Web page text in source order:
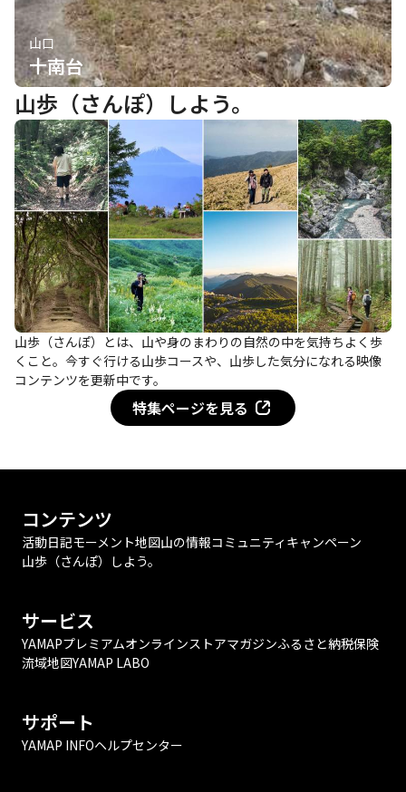
山口
十南台
山歩（さんぽ）しよう。
山歩（さんぽ）とは、山や身のまわりの自然の中を気持ちよく歩
くこと。今すぐ行ける山歩コースや、山歩した気分になれる映像
コンテンツを更新中です。
特集ページを見る
コンテンツ
活動日記モーメント地図山の情報コミュニティ キャンペーン
山歩（さんぽ）しよう。
サービス
YAMAPプレミアムオンラインストアマガジンふるさと納税保険
流域地図YAMAP LABO
サポート
YAMAP INFOヘルプセンター